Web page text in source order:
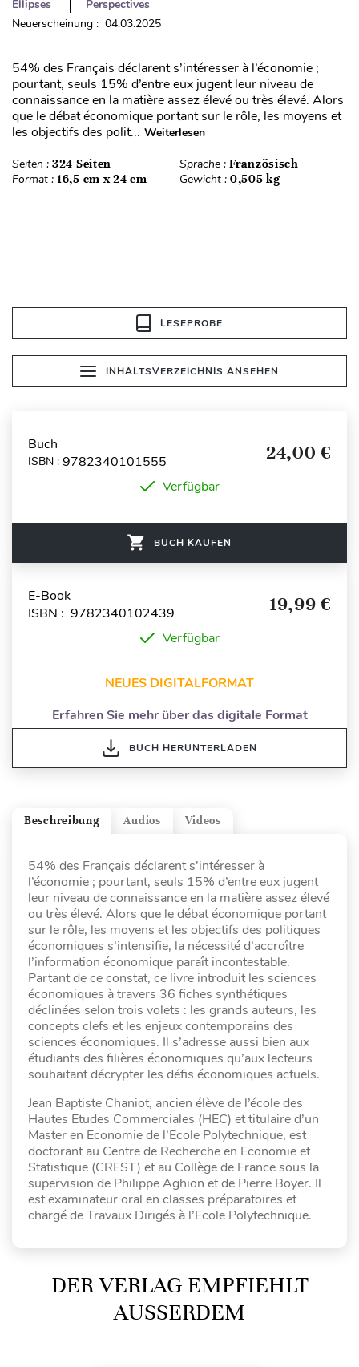
Ellipses
Perspectives
Neuerscheinung : 04.03.2025
54% des Français déclarent s’intéresser à l’économie ;
pourtant, seuls 15% d’entre eux jugent leur niveau de
connaissance en la matière assez élevé ou très élevé. Alors
que le débat économique portant sur le rôle, les moyens et
les objectifs des polit... Weiterlesen
Seiten : 324 Seiten Sprache : Französisch
Format : 16,5 cm x 24 cm Gewicht : 0,505 kg
LESEPROBE
INHALTSVERZEICHNIS ANSEHEN
Buch
ISBN : 9782340101555 24,00 €
Verfügbar
BUCH KAUFEN
E-Book
ISBN : 9782340102439
19,99 €
Verfügbar
NEUES DIGITALFORMAT
Erfahren Sie mehr über das digitale Format
BUCH HERUNTERLADEN
Videos
Audios
Beschreibung
54% des Français déclarent s’intéresser à
l’économie ; pourtant, seuls 15% d’entre eux jugent
leur niveau de connaissance en la matière assez élevé
ou très élevé. Alors que le débat économique portant
sur le rôle, les moyens et les objectifs des politiques
économiques s’intensifie, la nécessité d’accroître
l’information économique paraît incontestable.
Partant de ce constat, ce livre introduit les sciences
économiques à travers 36 fiches synthétiques
déclinées selon trois volets : les grands auteurs, les
concepts clefs et les enjeux contemporains des
sciences économiques. Il s’adresse aussi bien aux
étudiants des filières économiques qu’aux lecteurs
souhaitant décrypter les défis économiques actuels.
Jean Baptiste Chaniot, ancien élève de l’école des
Hautes Etudes Commerciales (HEC) et titulaire d’un
Master en Economie de l’Ecole Polytechnique, est
doctorant au Centre de Recherche en Economie et
Statistique (CREST) et au Collège de France sous la
supervision de Philippe Aghion et de Pierre Boyer. Il
est examinateur oral en classes préparatoires et
chargé de Travaux Dirigés à l’Ecole Polytechnique.
DER VERLAG EMPFIEHLT
AUSSERDEM